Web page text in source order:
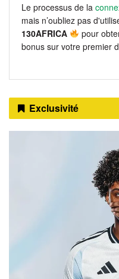
Le processus de la
mais n’oubliez pas
130AFRICA
pour
bonus sur votre premier
Exclusivité